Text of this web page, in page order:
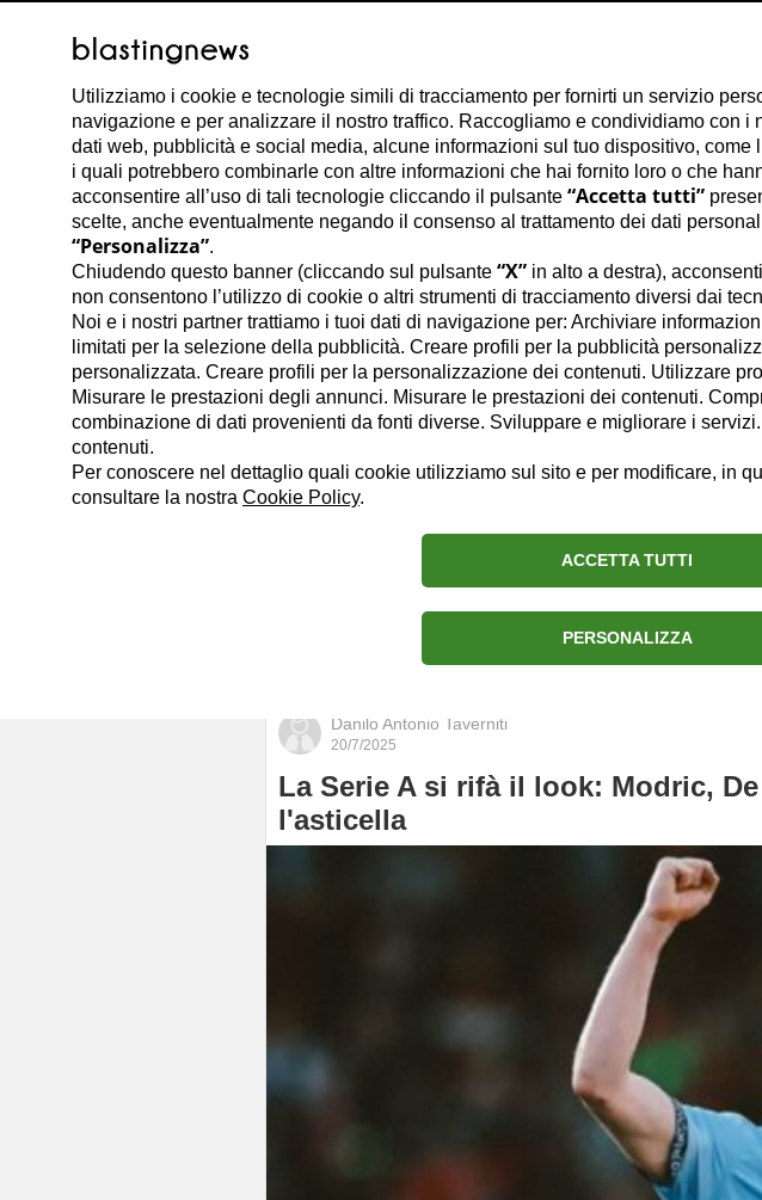
Danilo Antonio Taverniti
Danilo Antonio Taverniti
20/7/2025
La Serie A si rifà il look: Modric,
l'asticella
Utilizziamo i cookie e tecnologie simili di tracciamento per fornirti un servizio
navigazione e per analizzare il nostro traffico. Raccogliamo e condividiamo con i
dati web, pubblicità e social media, alcune informazioni sul tuo dispositivo, come
i quali potrebbero combinarle con altre informazioni che hai fornito loro o che
acconsentire all’uso di tali tecnologie cliccando il pulsante “Accetta tutti”
scelte, anche eventualmente negando il consenso al trattamento dei dati
“Personalizza”.
Chiudendo questo banner (cliccando sul pulsante “X” in alto a destra),
non consentono l’utilizzo di cookie o altri strumenti di tracciamento diversi dai
Noi e i nostri partner trattiamo i tuoi dati di navigazione per: Archiviare
limitati per la selezione della pubblicità. Creare profili per la pubblicità
personalizzata. Creare profili per la personalizzazione dei contenuti. Utilizzare
Misurare le prestazioni degli annunci. Misurare le prestazioni dei contenuti.
combinazione di dati provenienti da fonti diverse. Sviluppare e migliorare i
contenuti.
Per conoscere nel dettaglio quali cookie utilizziamo sul sito e per modificare, in
consultare la nostra Cookie Policy.
ACCETTA TUTTI
PERSONALIZZA